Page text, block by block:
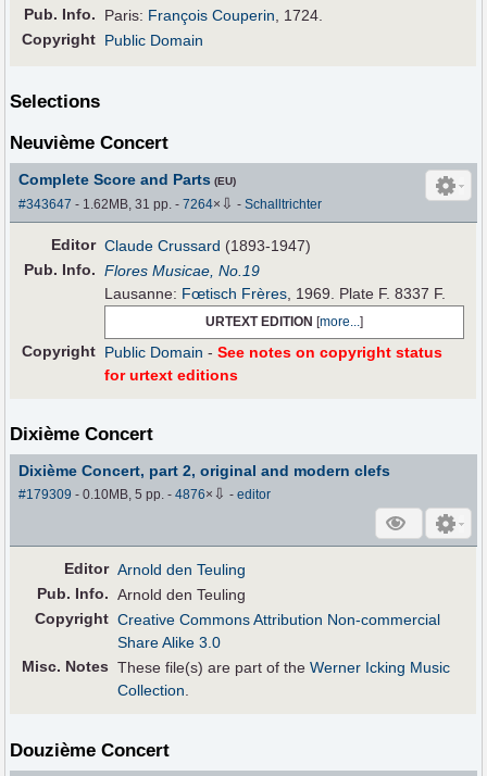
Pub. Info. Paris: François Couperin , 1724.
Copyright Public Domain
Selections
Neuvième Concert
Complete Score and Parts (EU)
#343647 - 1.62MB, 31 pp.-7264× ⇩ -Schalltrichter
Editor Claude Crussard (1893-1947)
Pub. Info. Flores Musicae, No.19
Lausanne: Fœtisch Frères , 1969. Plate F. 8337 F.
URTEXT EDITION [more...]
Copyright Public Domain -See notes on copyright status
for urtext editions
Dixième Concert
Dixième Concert, part 2, original and modern clefs
#179309 - 0.10MB, 5 pp.-4876× ⇩ -editor
Editor Arnold den Teuling
Pub. Info. Arnold den Teuling
Copyright Creative Commons Attribution Non-commercial
Share Alike 3.0
Misc. Notes These file(s) are part of theWerner Icking Music
Collection.
Douzième Concert